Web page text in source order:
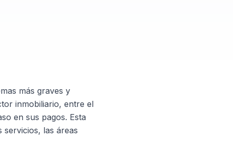
más graves y
inmobiliario, entre el
en sus pagos. Esta
las áreas